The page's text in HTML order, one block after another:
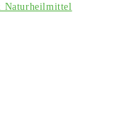
Naturheilmittel